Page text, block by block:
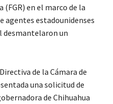
(FGR) en el marco de la
agentes estadounidenses
desmantelaron un
de la Cámara de
una solicitud de
de Chihuahua